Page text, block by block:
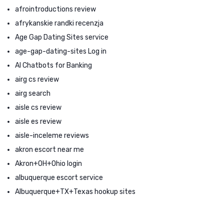
afrointroductions review
afrykanskie randki recenzja
Age Gap Dating Sites service
age-gap-dating-sites Log in
AI Chatbots for Banking
airg cs review
airg search
aisle cs review
aisle es review
aisle-inceleme reviews
akron escort near me
Akron+OH+Ohio login
albuquerque escort service
Albuquerque+TX+Texas hookup sites